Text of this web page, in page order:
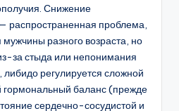
Снижение
распространенная проблема,
мужчины разного возраста, но
за стыда или непонимания
регулируется сложной
баланс (прежде
сердечно-сосудистой и